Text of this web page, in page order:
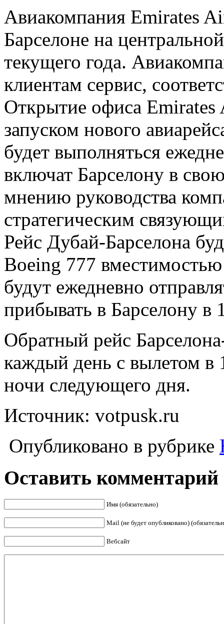
Авиакомпания Emirates
Барселоне на
текущего года.
клиентам сервис,
Открытие офиса Emirates
запуском нового
будет выполняться
включат Барселону в
мнению руководства
стратегическим
Рейс Дубай-Барселона
Boeing 777
будут ежедневно
прибывать в Барселону в
Обратный рейс
каждый день с вылетом в
ночи следующего дня.
Источник: votpusk.ru
Опубликовано в рубрике
Оставить комментарий
Имя (обязательно)
Mail (не будет опубликовано)
Вебсайт